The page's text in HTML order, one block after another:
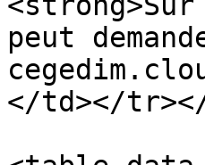
peut
</td></